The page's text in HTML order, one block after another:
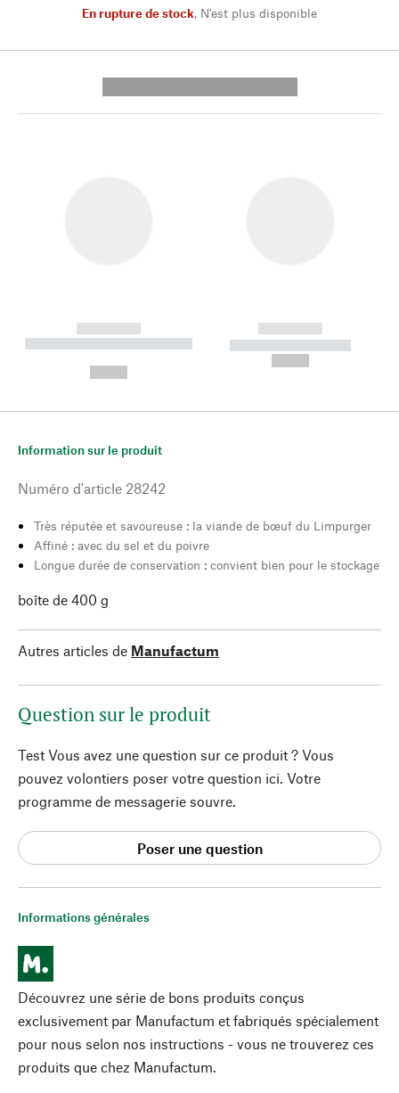
En rupture de stock, N'est plus disponible
------------
----------- ----------- --------
------------
----------- -----------
Informations générales
Découvrez une série de bons produits conçus
exclusivement par Manufactum et fabriqués spécialement
pour nous selon nos instructions - vous ne trouverez ces
produits que chez Manufactum.
Information sur le produit
Numéro d'article 28242
Très réputée et savoureuse : la viande de bœuf du Limpurger
Affiné : avec du sel et du poivre
Longue durée de conservation : convient bien pour le stockage
boîte de 400 g
Autres articles de Manufactum
Question sur le produit
Test Vous avez une question sur ce produit ? Vous
pouvez volontiers poser votre question ici. Votre
programme de messagerie souvre.
Poser une question